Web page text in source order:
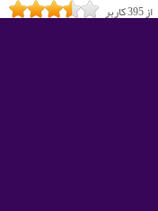
از395کاربر